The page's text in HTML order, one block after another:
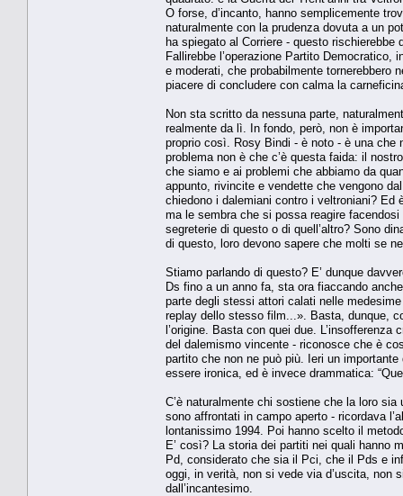
O forse, d’incanto, hanno semplicemente
naturalmente con la prudenza dovuta a un
ha spiegato al Corriere - questo
Fallirebbe l’operazione Partito
e moderati, che probabilmente tornerebbero
piacere di concludere con calma la
Non sta scritto da nessuna parte,
realmente da lì. In fondo, però, non è
proprio così. Rosy Bindi - è noto - è una
problema non è che c’è questa faida: il
che siamo e ai problemi che abbiamo da
appunto, rivincite e vendette che vengono
chiedono i dalemiani contro i veltroniani? Ed
ma le sembra che si possa reagire
segreterie di questo o di quell’altro? Sono
di questo, loro devono sapere che molti se
Stiamo parlando di questo? E’ dunque
Ds fino a un anno fa, sta ora fiaccando
parte degli stessi attori calati nelle
replay dello stesso film...». Basta, dunque,
l’origine. Basta con quei due.
del dalemismo vincente - riconosce che è
partito che non ne può più. Ieri un
essere ironica, ed è invece drammatica:
C’è naturalmente chi sostiene che la loro
sono affrontati in campo aperto - ricordava
lontanissimo 1994. Poi hanno scelto il
E’ così? La storia dei partiti nei quali hanno
Pd, considerato che sia il Pci, che il Pds e
oggi, in verità, non si vede via d’uscita, non
dall’incantesimo.